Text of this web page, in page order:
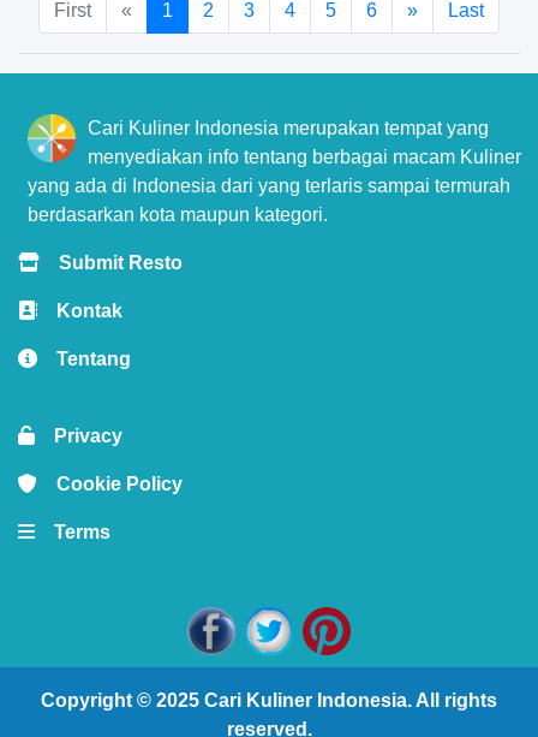
First « 1 2 3 4 5 6 » Last
Cari Kuliner Indonesia merupakan tempat yang
menyediakan info tentang berbagai macam Kuliner
yang ada di Indonesia dari yang terlaris sampai termurah
berdasarkan kota maupun kategori.
Submit Resto
Kontak
Tentang
Privacy
Cookie Policy
Terms
Copyright © 2025 Cari Kuliner Indonesia. All rights
reserved.